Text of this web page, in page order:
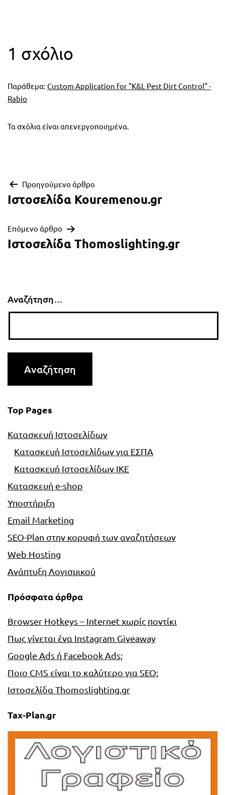
1 σχόλιο
Παράθεμα: Custom Application for "K&L Pest Dirt Control" -
Rabio
Τα σχόλια είναι απενεργοποιημένα.
Πλοήγηση
Προηγούμενο άρθρο
Ιστοσελίδα Kouremenou.gr
Επόμενο άρθρο
Ιστοσελίδα Thomoslighting.gr
Αναζήτηση…
Top Pages
Κατασκευή Ιστοσελίδων
Κατασκευή Ιστοσελίδων για ΕΣΠΑ
Κατασκευή Ιστοσελίδων ΙΚΕ
Κατασκευή e-shop
Υποστήριξη
Email Marketing
SEO-Plan στην κορυφή των αναζητήσεων
Web Hosting
Ανάπτυξη Λογισμικού
Πρόσφατα άρθρα
Browser Hotkeys – Internet χωρίς ποντίκι
Πως γίνεται ένα Instagram Giveaway
Google Ads ή Facebook Ads;
Ποιο CMS είναι το καλύτερο για SEO;
Ιστοσελίδα Thomoslighting.gr
Tax-Plan.gr